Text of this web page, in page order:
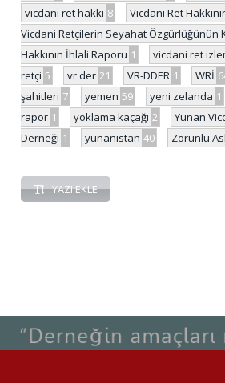
vicdani ret hakkı 8
Vicdani Ret
Vicdani Retçilerin Seyahat Özgürlüğünün
Hakkının İhlali Raporu 1 vicdani ret
retçi 5 vr der 21 VR-DDER 1 WRİ
şahitleri 7 yemen 59 yeni zelanda 1
rapor 1 yoklama kaçağı 2
Yunan
Derneği 1 yunanistan 40 Zorunlu
YAZI EKLE